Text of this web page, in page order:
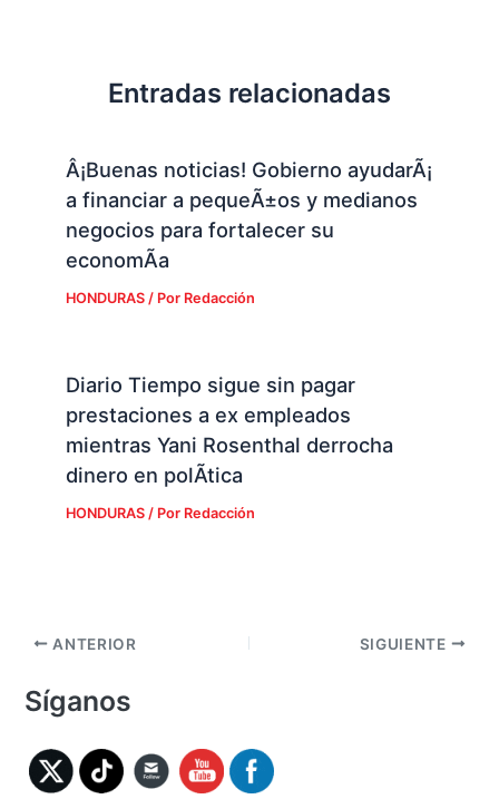
Entradas relacionadas
Â¡Buenas noticias! Gobierno ayudarÃ¡
a financiar a pequeÃ±os y medianos
negocios para fortalecer su
economÃ­a
HONDURAS/ Por Redacción
Diario Tiempo sigue sin pagar
prestaciones a ex empleados
mientras Yani Rosenthal derrocha
dinero en polÃ­tica
HONDURAS/ Por Redacción
ANTERIOR SIGUIENTE
Síganos